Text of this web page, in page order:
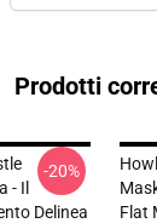
Prodotti
- Il
Delinea
-20%
Flat